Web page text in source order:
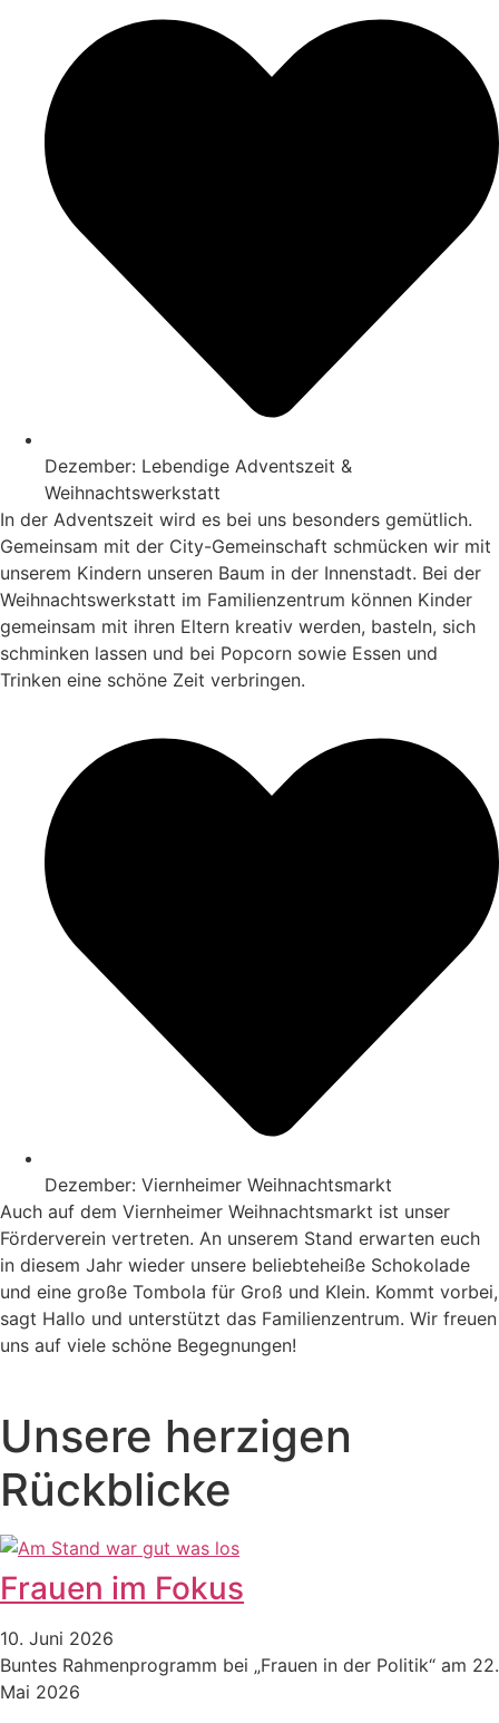
Dezember: Lebendige Adventszeit &
Weihnachtswerkstatt
In der Adventszeit wird es bei uns besonders gemütlich.
Gemeinsam mit der City-Gemeinschaft schmücken wir mit
unserem Kindern unseren Baum in der Innenstadt. Bei der
Weihnachtswerkstatt im Familienzentrum können Kinder
gemeinsam mit ihren Eltern kreativ werden, basteln, sich
schminken lassen und bei Popcorn sowie Essen und
Trinken eine schöne Zeit verbringen.
Dezember: Viernheimer Weihnachtsmarkt
Auch auf dem Viernheimer Weihnachtsmarkt ist unser
Förderverein vertreten. An unserem Stand erwarten euch
in diesem Jahr wieder unsere beliebteheiße Schokolade
und eine große Tombola für Groß und Klein. Kommt vorbei,
sagt Hallo und unterstützt das Familienzentrum. Wir freuen
uns auf viele schöne Begegnungen!
Unsere herzigen
Rückblicke
Frauen im Fokus
10. Juni 2026
Buntes Rahmenprogramm bei „Frauen in der Politik“ am 22.
Mai 2026